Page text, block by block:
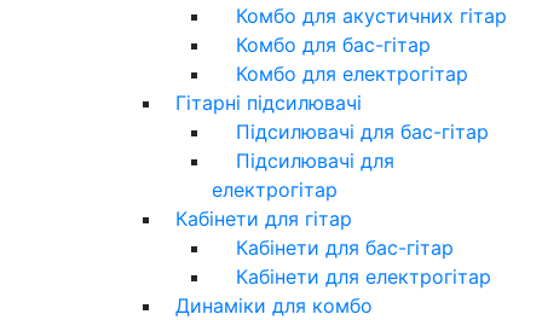
Комбо для акустичних гітар
Комбо для бас-гітар
Комбо для електрогітар
Гітарні підсилювачі
Підсилювачі для бас-гітар
Підсилювачі для
електрогітар
Кабінети для гітар
Кабінети для бас-гітар
Кабінети для електрогітар
Динаміки для комбо